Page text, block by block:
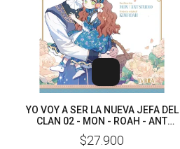
YO VOY A SER LA NUEVA JEFA DEL
CLAN 02 - MON - ROAH - ANT
$27.900